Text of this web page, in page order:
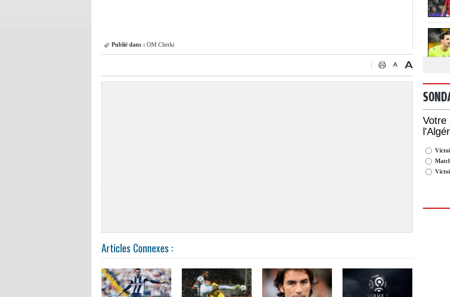
Publié dans : OM Cherki
Articles Connexes :
Votre